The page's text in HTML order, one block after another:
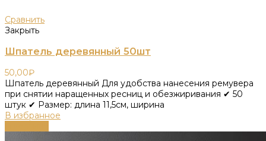
Сравнить
Закрыть
Шпатель деревянный 50шт
50,00₽
Шпатель деревянный Для удобства нанесения ремувера
при снятии наращенных ресниц и обезжиривания ✔ 50
штук ✔ Размер: длина 11,5см, ширина
В избранное